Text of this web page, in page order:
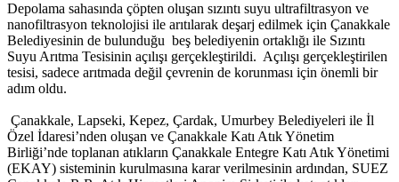
Depolama sahasında çöpten oluşan sızıntı suyu ultrafiltrasyon ve
nanofiltrasyon teknolojisi ile arıtılarak deşarj edilmek için Çanakkale
Belediyesinin de bulunduğu beş belediyenin ortaklığı ile Sızıntı
Suyu Arıtma Tesisinin açılışı gerçekleştirildi. Açılışı gerçekleştirilen
tesisi, sadece arıtmada değil çevrenin de korunması için önemli bir
adım oldu.
Çanakkale, Lapseki, Kepez, Çardak, Umurbey Belediyeleri ile İl
Özel İdaresi’nden oluşan ve Çanakkale Katı Atık Yönetim
Birliği’nde toplanan atıkların Çanakkale Entegre Katı Atık Yönetimi
(EKAY) sisteminin kurulmasına karar verilmesinin ardından, SUEZ